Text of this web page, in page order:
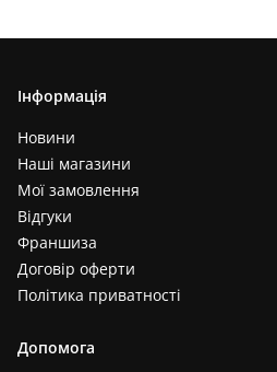
Інформація
Новини
Наші магазини
Мої замовлення
Відгуки
Франшиза
Договір оферти
Політика приватності
Допомога